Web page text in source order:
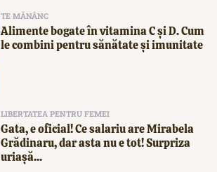
TE MĂNÂNC
Alimente bogate în vitamina C și D. Cum
le combini pentru sănătate și imunitate
LIBERTATEA PENTRU FEMEI
Gata, e oficial! Ce salariu are Mirabela
Grădinaru, dar asta nu e tot! Surpriza
uriașă...